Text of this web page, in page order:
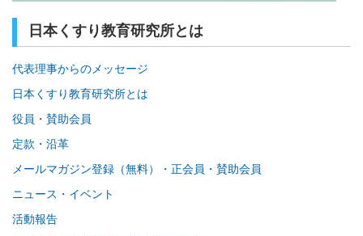
日本くすり教育研究所とは
代表理事からのメッセージ
日本くすり教育研究所とは
役員・賛助会員
定款・沿革
メールマガジン登録（無料）・正会員・賛助会員
ニュース・イベント
活動報告